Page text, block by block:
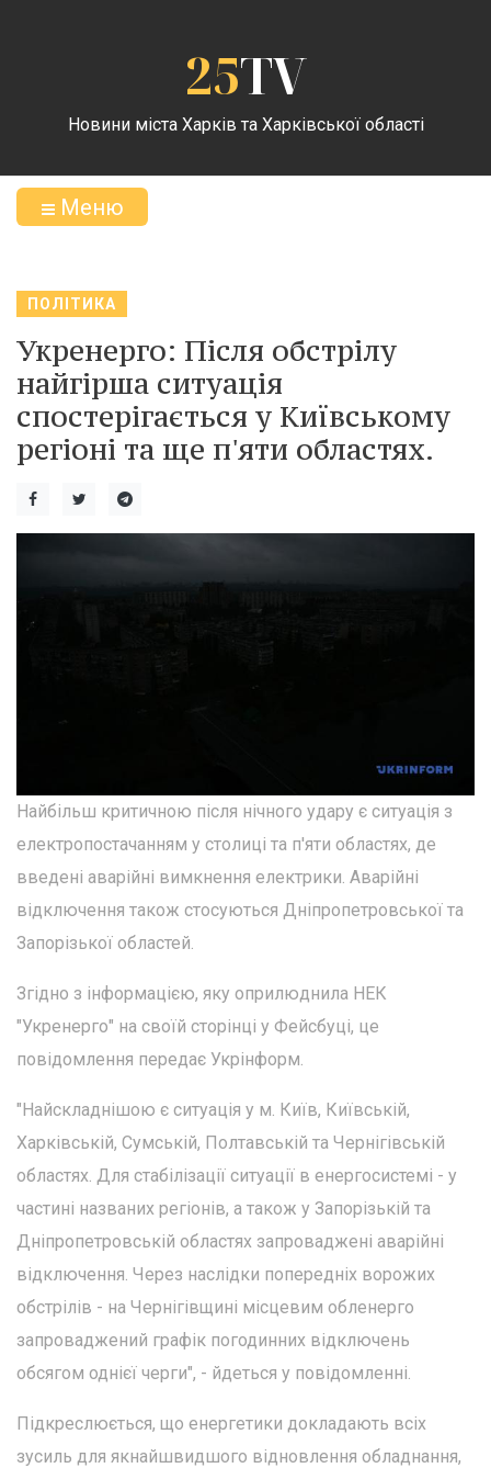
25TV
Новини міста Харків та Харківської області
Меню
ПОЛІТИКА
Укренерго: Після обстрілу
найгірша ситуація
спостерігається у Київському
регіоні та ще п'яти областях.
Найбільш критичною після нічного удару є ситуація з
електропостачанням у столиці та п'яти областях, де
введені аварійні вимкнення електрики. Аварійні
відключення також стосуються Дніпропетровської та
Запорізької областей.
Згідно з інформацією, яку оприлюднила НЕК
"Укренерго" на своїй сторінці у Фейсбуці, це
повідомлення передає Укрінформ.
"Найскладнішою є ситуація у м. Київ, Київській,
Харківській, Сумській, Полтавській та Чернігівській
областях. Для стабілізації ситуації в енергосистемі - у
частині названих регіонів, а також у Запорізькій та
Дніпропетровській областях запроваджені аварійні
відключення. Через наслідки попередніх ворожих
обстрілів - на Чернігівщині місцевим обленерго
запроваджений графік погодинних відключень
обсягом однієї черги", - йдеться у повідомленні.
Підкреслюється, що енергетики докладають всіх
зусиль для якнайшвидшого відновлення обладнання,